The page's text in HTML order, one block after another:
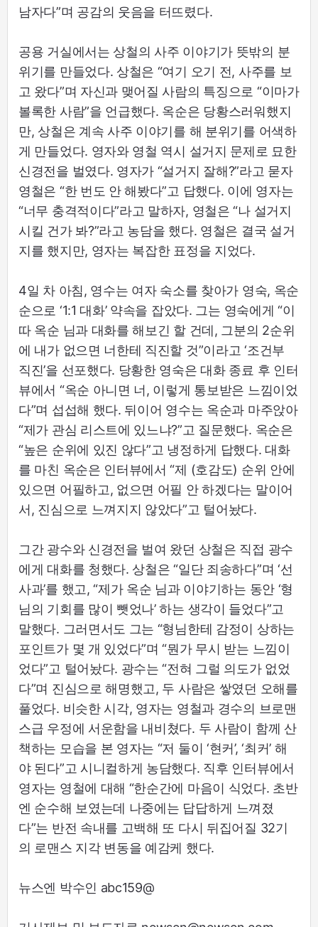
남자다”며 공감의 웃음을 터뜨렸다.
공용 거실에서는 상철의 사주 이야기가 뜻밖의 분
위기를 만들었다. 상철은 “여기 오기 전, 사주를 보
고 왔다”며 자신과 맺어질 사람의 특징으로 “이마가
볼록한 사람”을 언급했다. 옥순은 당황스러워했지
만, 상철은 계속 사주 이야기를 해 분위기를 어색하
게 만들었다. 영자와 영철 역시 설거지 문제로 묘한
신경전을 벌였다. 영자가 “설거지 잘해?”라고 묻자
영철은 “한 번도 안 해봤다”고 답했다. 이에 영자는
“너무 충격적이다”라고 말하자, 영철은 “나 설거지
시킬 건가 봐?”라고 농담을 했다. 영철은 결국 설거
지를 했지만, 영자는 복잡한 표정을 지었다.
4일 차 아침, 영수는 여자 숙소를 찾아가 영숙, 옥순
순으로 ‘1:1 대화’ 약속을 잡았다. 그는 영숙에게 “이
따 옥순 님과 대화를 해보긴 할 건데, 그분의 2순위
에 내가 없으면 너한테 직진할 것”이라고 ‘조건부
직진’을 선포했다. 당황한 영숙은 대화 종료 후 인터
뷰에서 “옥순 아니면 너, 이렇게 통보받은 느낌이었
다”며 섭섭해 했다. 뒤이어 영수는 옥순과 마주앉아
“제가 관심 리스트에 있느냐?”고 질문했다. 옥순은
“높은 순위에 있진 않다”고 냉정하게 답했다. 대화
를 마친 옥순은 인터뷰에서 “제 (호감도) 순위 안에
있으면 어필하고, 없으면 어필 안 하겠다는 말이어
서, 진심으로 느껴지지 않았다”고 털어놨다.
그간 광수와 신경전을 벌여 왔던 상철은 직접 광수
에게 대화를 청했다. 상철은 “일단 죄송하다”며 ‘선
사과’를 했고, “제가 옥순 님과 이야기하는 동안 ‘형
님의 기회를 많이 뺏었나’ 하는 생각이 들었다”고
말했다. 그러면서도 그는 “형님한테 감정이 상하는
포인트가 몇 개 있었다”며 “뭔가 무시 받는 느낌이
었다”고 털어놨다. 광수는 “전혀 그럴 의도가 없었
다”며 진심으로 해명했고, 두 사람은 쌓였던 오해를
풀었다. 비슷한 시각, 영자는 영철과 경수의 브로맨
스급 우정에 서운함을 내비쳤다. 두 사람이 함께 산
책하는 모습을 본 영자는 “저 둘이 ‘현커’, ‘최커’ 해
야 된다”고 시니컬하게 농담했다. 직후 인터뷰에서
영자는 영철에 대해 “한순간에 마음이 식었다. 초반
엔 순수해 보였는데 나중에는 답답하게 느껴졌
다”는 반전 속내를 고백해 또 다시 뒤집어질 32기
의 로맨스 지각 변동을 예감케 했다.
뉴스엔 박수인 abc159@